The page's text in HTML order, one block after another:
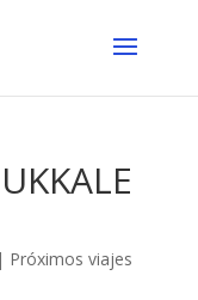
| Próximos viajes